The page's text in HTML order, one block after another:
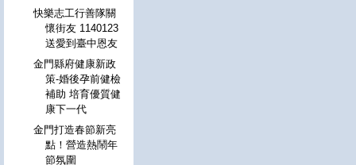
快樂志工行善隊關
懷街友 1140123
送愛到臺中恩友
金門縣府健康新政
策-婚後孕前健檢
補助 培育優質健
康下一代
金門打造春節新亮
點！營造熱鬧年
節氛圍